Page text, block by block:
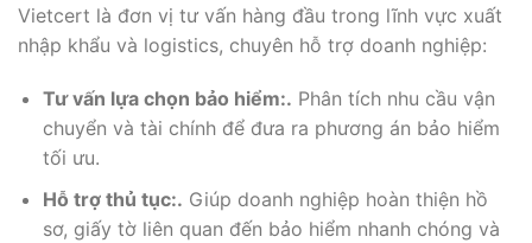
Vietcert là đơn vị tư vấn hàng đầu trong lĩnh vực xuất
nhập khẩu và logistics, chuyên hỗ trợ doanh nghiệp:
Tư vấn lựa chọn bảo hiểm:. Phân tích nhu cầu vận
chuyển và tài chính để đưa ra phương án bảo hiểm
tối ưu.
Hỗ trợ thủ tục:. Giúp doanh nghiệp hoàn thiện hồ
sơ, giấy tờ liên quan đến bảo hiểm nhanh chóng và